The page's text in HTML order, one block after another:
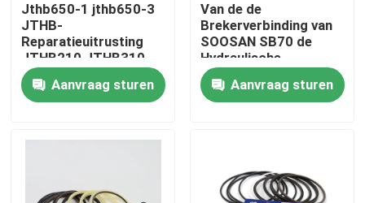
Contacteer ons
Nieuws
Gevallen
De hydraulische uitrusting van de brekerverbinding
Jthb650-1 jthb650-3
JTHB-
Reparatieuitrusting
JTHB210 JTHB310
JTHB350 JTHB450
JTHB650 voor
Graafwerktuig Spare
Aanvraag sturen
Van de de
Brekerverbinding van
SOOSAN SB70 de
Hydraulische
Uitrusting L0X003
L01011 sb70ts-p
SB70TSP SQ70
Aanvraag sturen